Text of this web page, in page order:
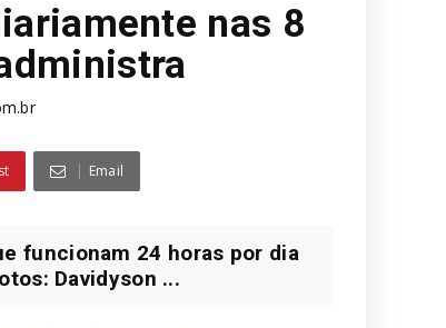
nas 8
Email
funcionam 24 horas por dia
Davidyson ...